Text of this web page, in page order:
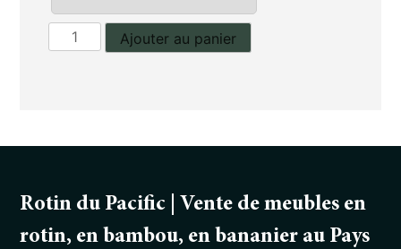
quantité
de
Ajouter au panier
Rotin du Pacific | Vente de meubles en
rotin, en bambou, en bananier au Pays